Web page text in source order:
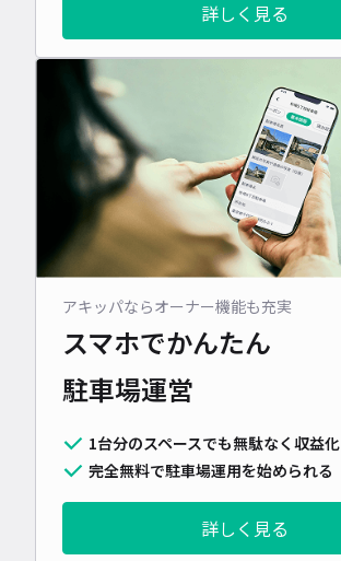
詳しく見る
アキッパならオーナー機能も充実
スマホでかんたん
駐車場運営
1台分のスペースでも無駄なく収益化
完全無料で駐車場運用を始められる
詳しく見る